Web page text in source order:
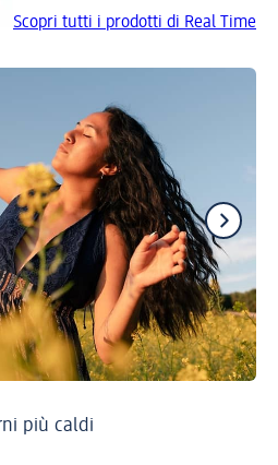
Scopri tutti i prodotti di Real Time
più caldi